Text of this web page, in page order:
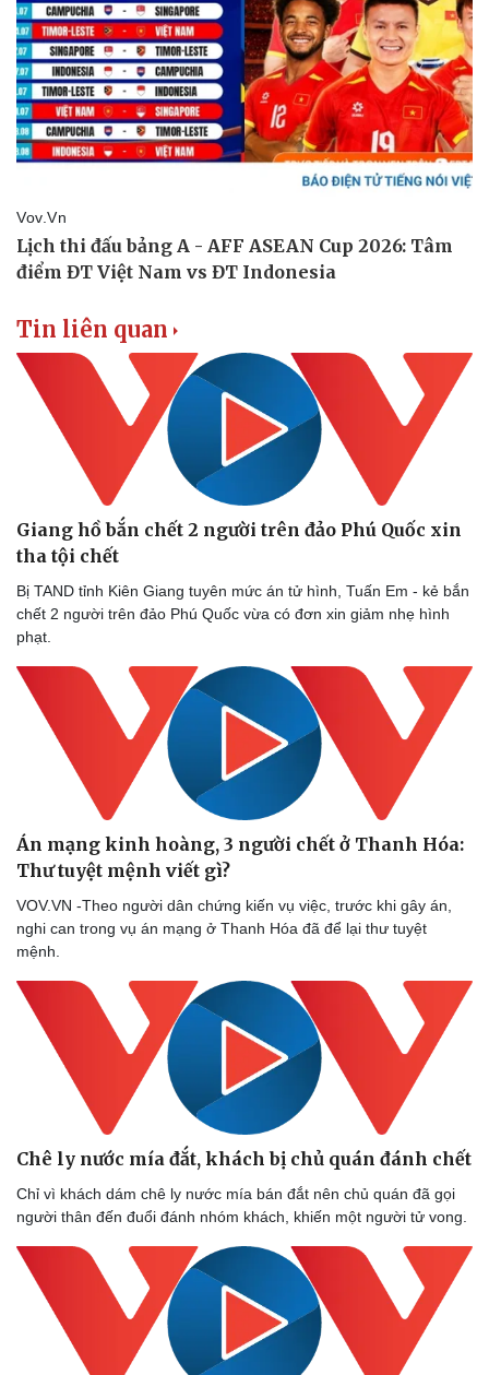
Pháp luật
Vụ án
Tin nóng
Tư vấn luật
Quân sự - Quốc phòng
Vũ khí
Việt Nam
Phân tích
Tin liên quan
Giang hồ bắn chết 2 người trên đảo Phú Quốc xin
tha tội chết
Bị TAND tỉnh Kiên Giang tuyên mức án tử hình, Tuấn Em - kẻ bắn
chết 2 người trên đảo Phú Quốc vừa có đơn xin giảm nhẹ hình
phạt.
Án mạng kinh hoàng, 3 người chết ở Thanh Hóa:
Thư tuyệt mệnh viết gì?
VOV.VN -Theo người dân chứng kiến vụ việc, trước khi gây án,
nghi can trong vụ án mạng ở Thanh Hóa đã để lại thư tuyệt
mệnh.
Chê ly nước mía đắt, khách bị chủ quán đánh chết
Chỉ vì khách dám chê ly nước mía bán đắt nên chủ quán đã gọi
người thân đến đuổi đánh nhóm khách, khiến một người tử vong.